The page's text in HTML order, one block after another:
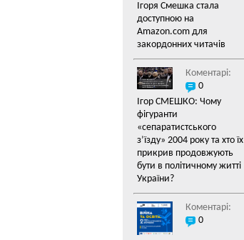
Ігоря Смешка стала
доступною на
Amazon.com для
закордонних читачів
Коментарі:
0
Ігор СМЕШКО: Чому
фігуранти
«cепаратистського
з’їзду» 2004 року та хто їх
прикрив продовжують
бути в політичному житті
України?
Коментарі:
0